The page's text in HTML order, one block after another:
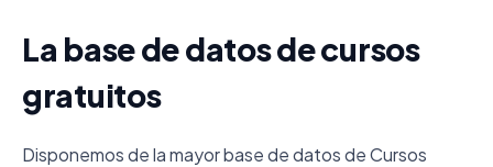
La base de datos de cursos
gratuitos
Disponemos de la mayor base de datos de Cursos